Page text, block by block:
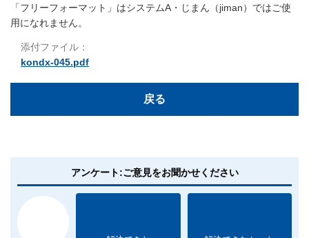
「フリーフォーマット」はシステムA・じまん（jiman）ではご使
用になれません。
添付ファイル：
kondx-045.pdf
戻る
アンケート:ご意見をお聞かせください